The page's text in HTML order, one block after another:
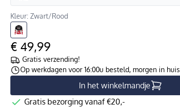
Kleur: Zwart/Rood
€ 49,99
Gratis verzending!
Op werkdagen voor 16:00u besteld, morgen in huis
In het winkelmandje
Gratis bezorging vanaf €20,-